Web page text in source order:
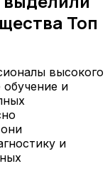
Топ
высокого
и
и